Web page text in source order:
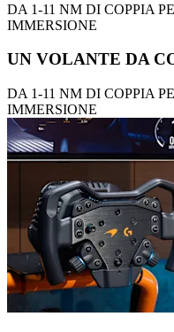
DA 1-11 NM DI COPPIA
IMMERSIONE
UN VOLANTE DA
DA 1-11 NM DI COPPIA
IMMERSIONE